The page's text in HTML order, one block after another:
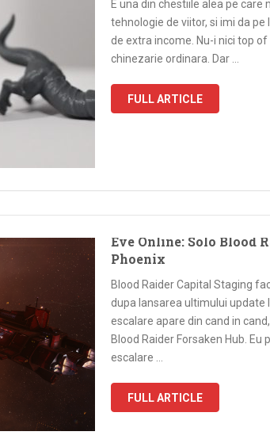
E una din chestiile alea pe care
tehnologie de viitor, si imi da
de extra income. Nu-i nici top
chinezarie ordinara. Dar …
FULL ARTICLE
Eve Online: Solo Blood
Phoenix
Blood Raider Capital Staging
dupa lansarea ultimului update
escalare apare din cand in
Blood Raider Forsaken Hub.
escalare …
FULL ARTICLE